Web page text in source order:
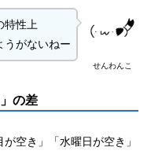
せんわんこ
特性上
うがないねー
の差
空き」「水曜日が空き」